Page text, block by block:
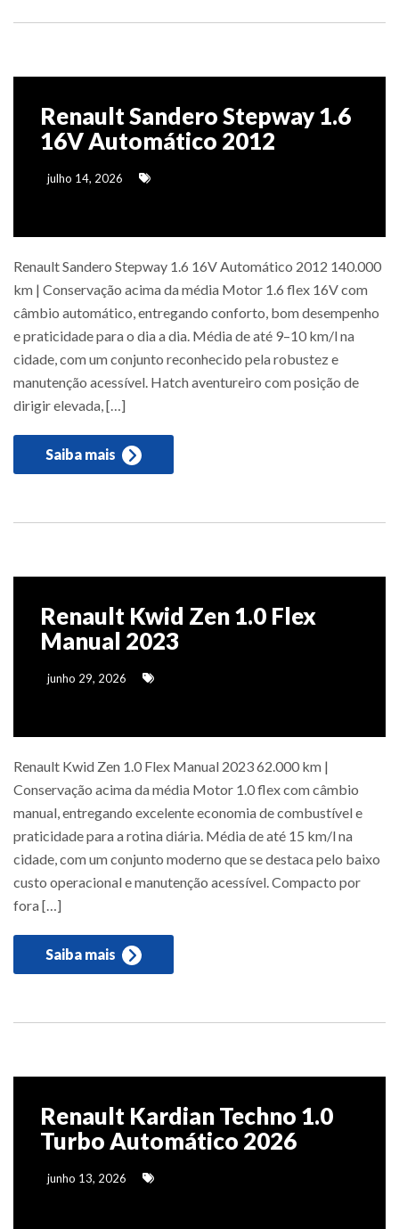
Renault Sandero Stepway 1.6
16V Automático 2012
julho 14, 2026
Renault Sandero Stepway 1.6 16V Automático 2012 140.000
km | Conservação acima da média Motor 1.6 flex 16V com
câmbio automático, entregando conforto, bom desempenho
e praticidade para o dia a dia. Média de até 9–10 km/l na
cidade, com um conjunto reconhecido pela robustez e
manutenção acessível. Hatch aventureiro com posição de
dirigir elevada, […]
Saiba mais
Renault Kwid Zen 1.0 Flex
Manual 2023
junho 29, 2026
Renault Kwid Zen 1.0 Flex Manual 2023 62.000 km |
Conservação acima da média Motor 1.0 flex com câmbio
manual, entregando excelente economia de combustível e
praticidade para a rotina diária. Média de até 15 km/l na
cidade, com um conjunto moderno que se destaca pelo baixo
custo operacional e manutenção acessível. Compacto por
fora […]
Saiba mais
Renault Kardian Techno 1.0
Turbo Automático 2026
junho 13, 2026